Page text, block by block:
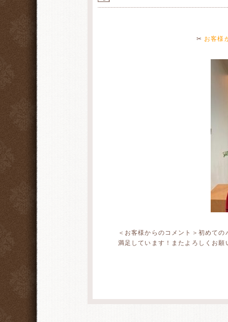
✂ お客様
＜お客様からのコメント＞初めて
満足しています！またよろしくお願